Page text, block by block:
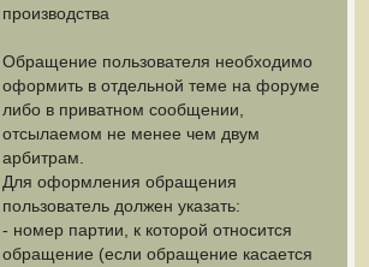
производства
Обращение пользователя необходимо
оформить в отдельной теме на форуме
либо в приватном сообщении,
отсылаемом не менее чем двум
арбитрам.
Для оформления обращения
пользователь должен указать:
- номер партии, к которой относится
обращение (если обращение касается